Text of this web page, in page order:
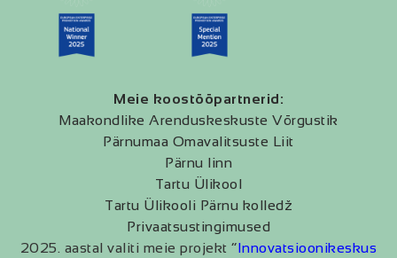
Meie koostööpartnerid:
Maakondlike Arenduskeskuste Võrgustik
Pärnumaa Omavalitsuste Liit
Pärnu linn
Tartu Ülikool
Tartu Ülikooli Pärnu kolledž
Privaatsustingimused
2025. aastal valiti meie projekt “Innovatsioonikeskus